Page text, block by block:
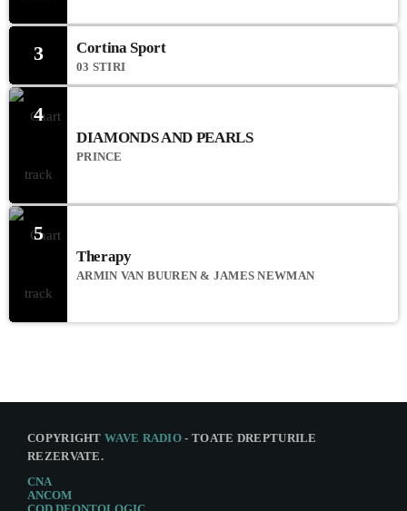
3 Cortina Sport
03 STIRI
4
DIAMONDS AND PEARLS
PRINCE
5
Therapy
ARMIN VAN BUUREN & JAMES NEWMAN
COPYRIGHTWAVE RADIO - TOATE DREPTURILE
REZERVATE.
CNA
ANCOM